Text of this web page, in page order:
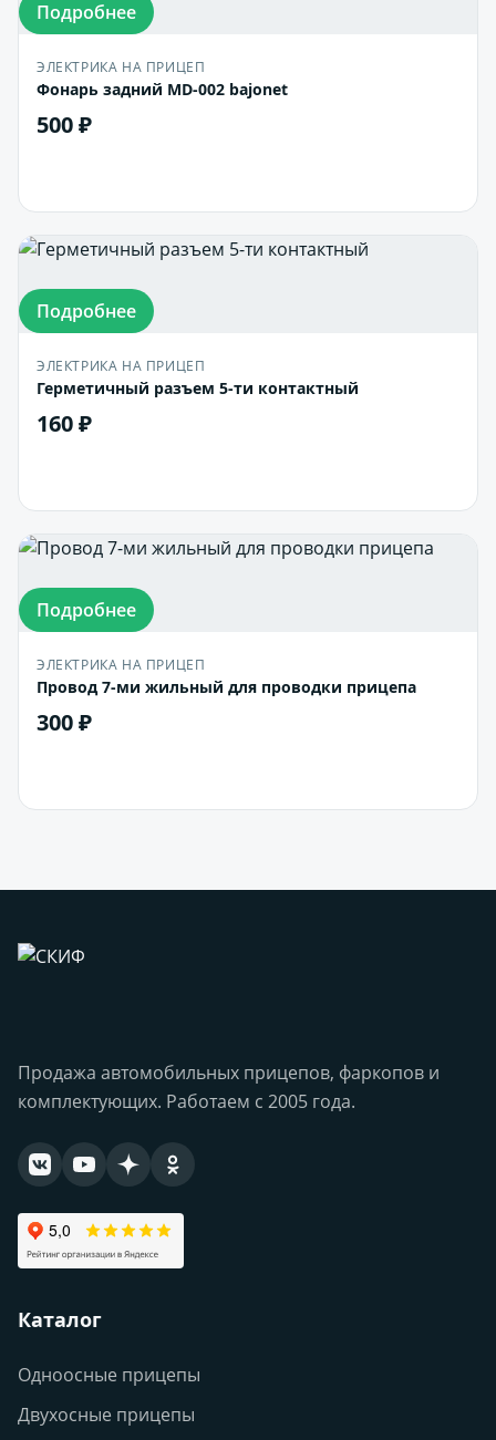
Подробнее
ЭЛЕКТРИКА НА ПРИЦЕП
Фонарь задний MD-002 bajonet
500 ₽
Подробнее
ЭЛЕКТРИКА НА ПРИЦЕП
Герметичный разъем 5-ти контактный
160 ₽
Подробнее
ЭЛЕКТРИКА НА ПРИЦЕП
Провод 7-ми жильный для проводки прицепа
300 ₽
Продажа автомобильных прицепов, фаркопов и
комплектующих. Работаем с 2005 года.
Каталог
Одноосные прицепы
Двухосные прицепы